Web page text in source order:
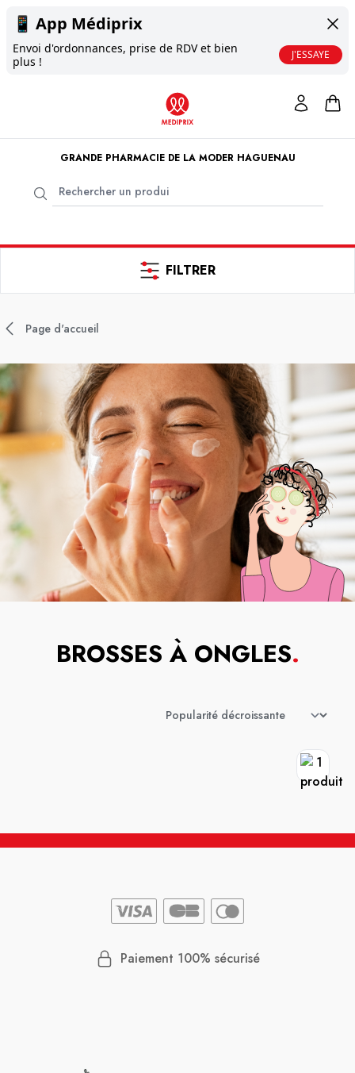
📱 App Médiprix
Envoi d'ordonnances, prise de RDV et bien
plus !
J'ESSAYE
GRANDE PHARMACIE DE LA MODER HAGUENAU
FILTRER
Page d'accueil
BROSSES À ONGLES.
Paiement 100% sécurisé